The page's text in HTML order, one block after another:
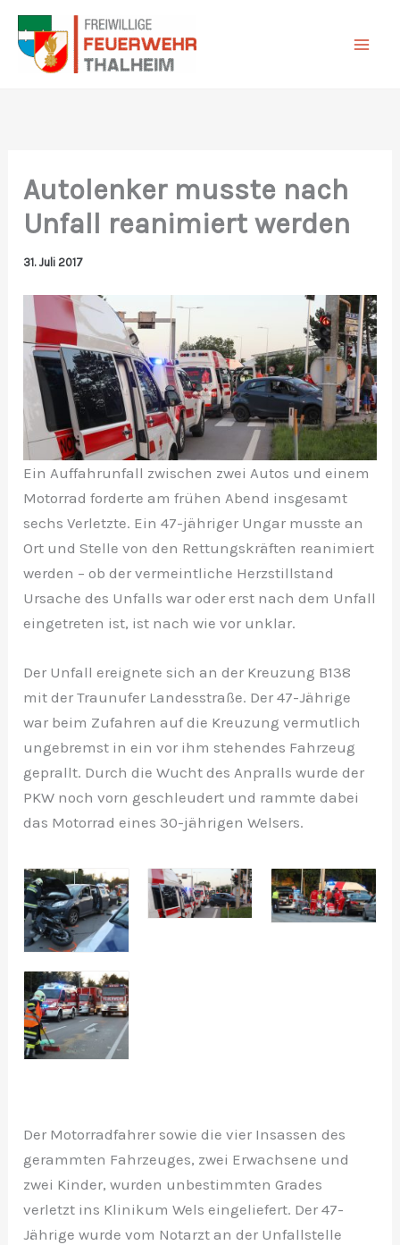
Zum
Inhalt
springen
Autolenker musste nach
Unfall reanimiert werden
31. Juli 2017
Ein Auffahrunfall zwischen zwei Autos und einem
Motorrad forderte am frühen Abend insgesamt
sechs Verletzte. Ein 47-jähriger Ungar musste an
Ort und Stelle von den Rettungskräften reanimiert
werden – ob der vermeintliche Herzstillstand
Ursache des Unfalls war oder erst nach dem Unfall
eingetreten ist, ist nach wie vor unklar.
Der Unfall ereignete sich an der Kreuzung B138
mit der Traunufer Landesstraße. Der 47-Jährige
war beim Zufahren auf die Kreuzung vermutlich
ungebremst in ein vor ihm stehendes Fahrzeug
geprallt. Durch die Wucht des Anpralls wurde der
PKW noch vorn geschleudert und rammte dabei
das Motorrad eines 30-jährigen Welsers.
Der Motorradfahrer sowie die vier Insassen des
gerammten Fahrzeuges, zwei Erwachsene und
zwei Kinder, wurden unbestimmten Grades
verletzt ins Klinikum Wels eingeliefert. Der 47-
Jährige wurde vom Notarzt an der Unfallstelle